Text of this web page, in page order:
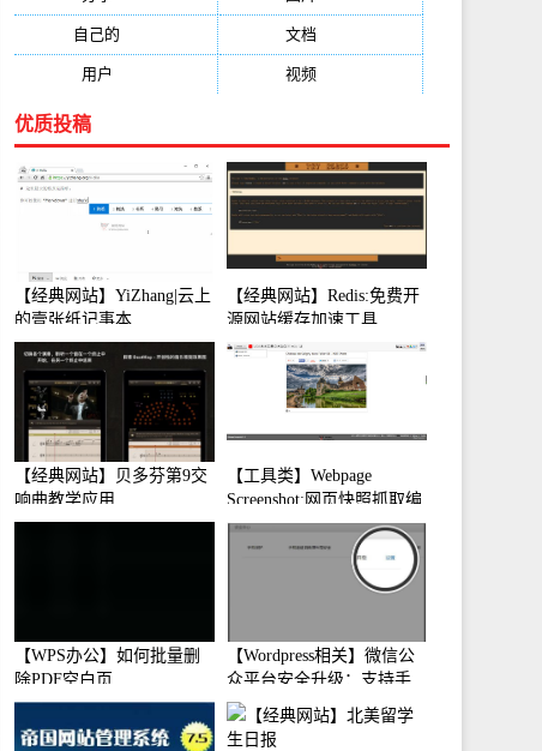
自己的 文档
用户 视频
优质投稿
【经典网站】YiZhang|云上
的壹张纸记事本
【经典网站】Redis:免费开
源网站缓存加速工具
【经典网站】贝多芬第9交
响曲教学应用
【工具类】Webpage
Screenshot:网页快照抓取编
辑工具
【WPS办公】如何批量删
除PDF空白页
【Wordpress相关】微信公
众平台安全升级：支持手
机保护